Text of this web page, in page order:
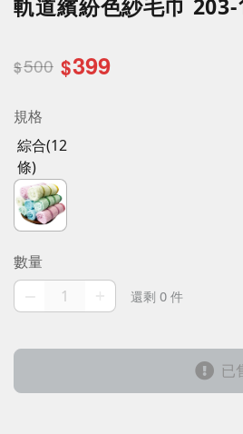
軌道繽紛色紗毛巾
$500 $399
規格
綜合(12
條)
數量
還剩 0 件
已